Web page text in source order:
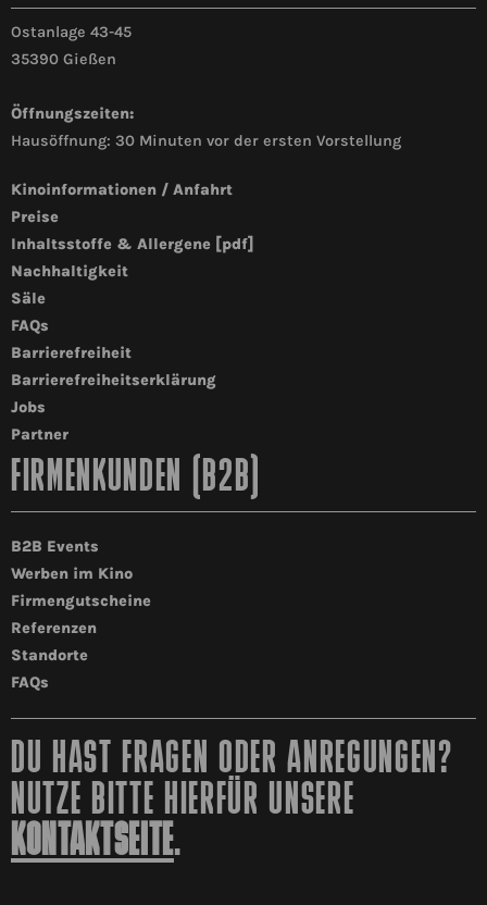
Ostanlage 43-45
35390 Gießen
Öffnungszeiten:
Hausöffnung: 30 Minuten vor der ersten Vorstellung
Kinoinformationen / Anfahrt
Preise
Inhaltsstoffe & Allergene [pdf]
Nachhaltigkeit
Säle
FAQs
Barrierefreiheit
Barrierefreiheitserklärung
Jobs
Partner
FIRMENKUNDEN (B2B)
B2B Events
Werben im Kino
Firmengutscheine
Referenzen
Standorte
FAQs
DU HAST FRAGEN ODER ANREGUNGEN?
NUTZE BITTE HIERFÜR UNSERE
KONTAKTSEITE.